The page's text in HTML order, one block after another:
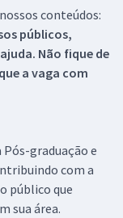
conteúdos:
públicos,
Não fique de
a vaga com
Pós-graduação e
com a
público que
sua área.